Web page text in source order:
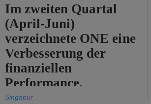
Im zweiten Quartal
(April-Juni)
verzeichnete ONE eine
Verbesserung der
finanziellen
Performance.
Singapur